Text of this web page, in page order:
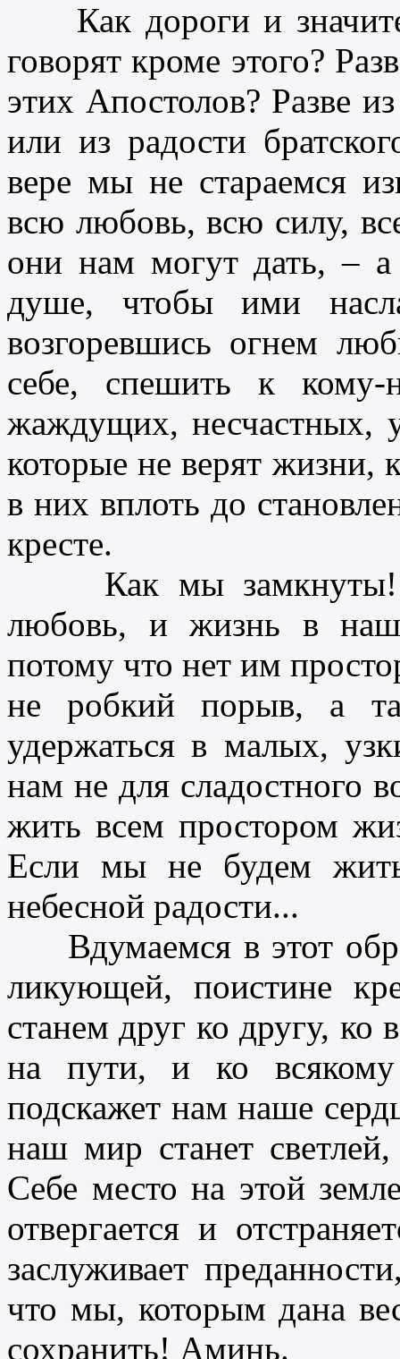
Как дороги и
говорят кроме этого?
этих Апостолов? Разве
или из радости
вере мы не стараемся
всю любовь, всю силу,
они нам могут дать, –
душе, чтобы ими
возгоревшись огнем
себе, спешить к кому-
жаждущих, несчастных,
которые не верят жизни,
в них вплоть до
кресте.
Как мы замкнуты! И
любовь, и жизнь в
потому что нет им
не робкий порыв, а
удержаться в малых,
нам не для сладостного
жить всем простором
Если мы не будем
небесной радости...
Вдумаемся в этот
ликующей, поистине
станем друг ко другу, ко
на пути, и ко всякому
подскажет нам наше
наш мир станет
Себе место на этой
отвергается и
заслуживает
что мы, которым дана
сохранить! Аминь.